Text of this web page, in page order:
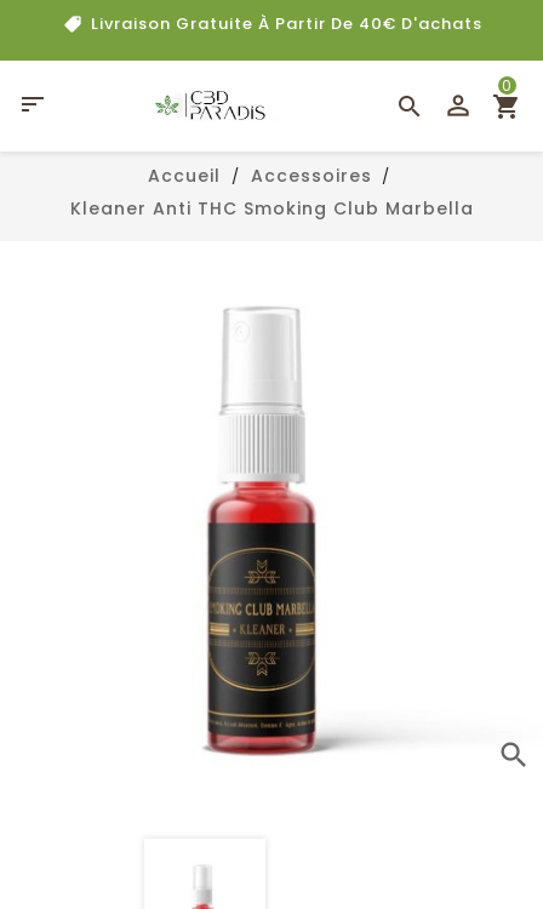
Livraison Gratuite À Partir De 40€ D'achats

0
Accueil
Accessoires
Kleaner Anti THC Smoking Club Marbella
search